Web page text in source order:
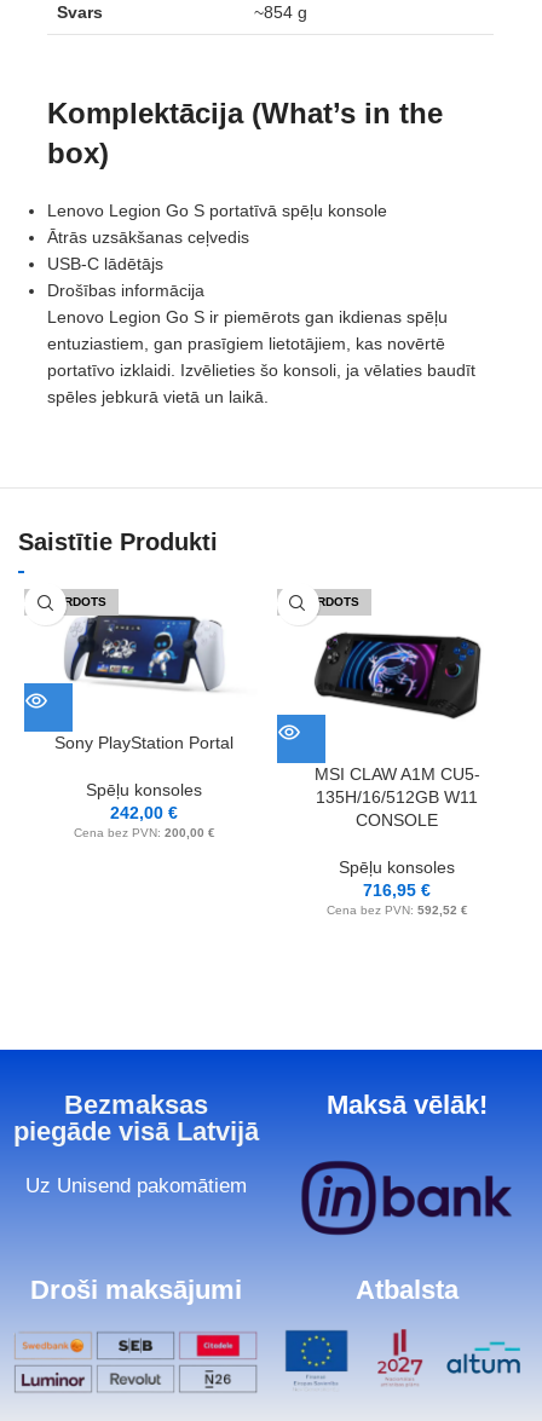
Svars ~854 g
Komplektācija (What’s in the
box)
Lenovo Legion Go S portatīvā spēļu konsole
Ātrās uzsākšanas ceļvedis
USB-C lādētājs
Drošības informācija
Lenovo Legion Go S ir piemērots gan ikdienas spēļu
entuziastiem, gan prasīgiem lietotājiem, kas novērtē
portatīvo izklaidi. Izvēlieties šo konsoli, ja vēlaties baudīt
spēles jebkurā vietā un laikā.
Saistītie Produkti
IZPĀRDOTS
Sony PlayStation Portal
Spēļu konsoles
242,00€
Cena bez PVN: 200,00 €
IZPĀRDOTS
MSI CLAW A1M CU5-
135H/16/512GB W11
CONSOLE
Spēļu konsoles
716,95€
Cena bez PVN: 592,52 €
Bezmaksas
piegāde visā Latvijā
Uz Unisend pakomātiem
Maksā vēlāk!
Droši maksājumi Atbalsta